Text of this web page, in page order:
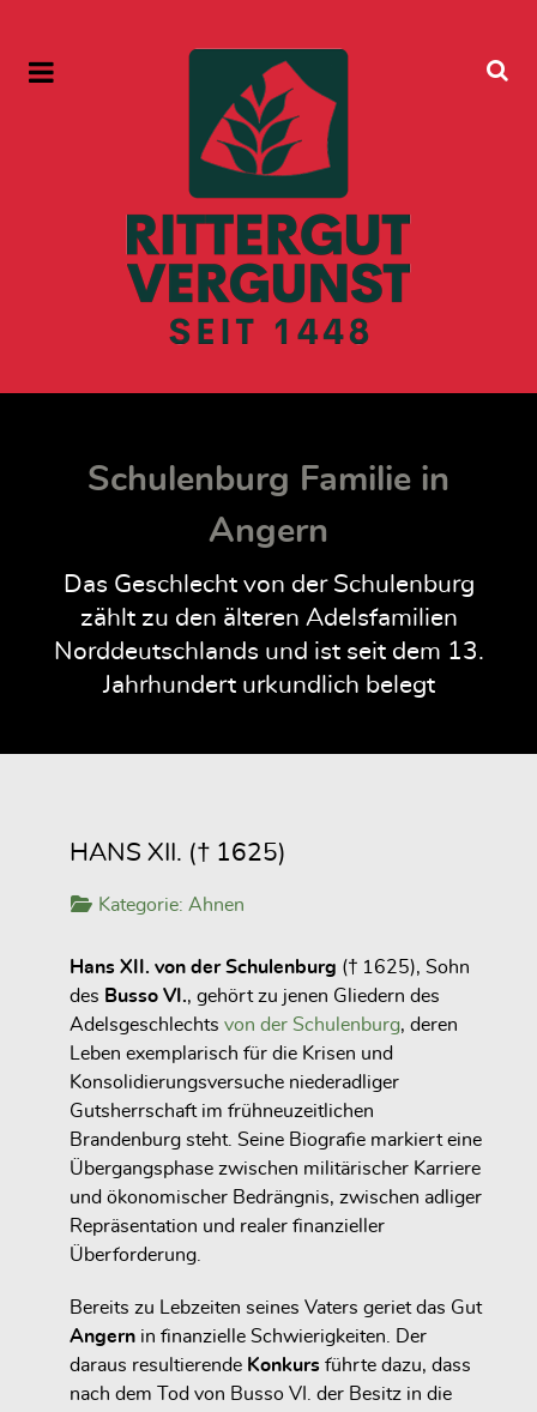
Schulenburg Familie in
Angern
Das Geschlecht von der Schulenburg
zählt zu den älteren Adelsfamilien
Norddeutschlands und ist seit dem 13.
Jahrhundert urkundlich belegt
HANS XII. († 1625)
Kategorie: Ahnen
Hans XII. von der Schulenburg († 1625), Sohn
des Busso VI., gehört zu jenen Gliedern des
Adelsgeschlechts von der Schulenburg, deren
Leben exemplarisch für die Krisen und
Konsolidierungsversuche niederadliger
Gutsherrschaft im frühneuzeitlichen
Brandenburg steht. Seine Biografie markiert eine
Übergangsphase zwischen militärischer Karriere
und ökonomischer Bedrängnis, zwischen adliger
Repräsentation und realer finanzieller
Überforderung.
Bereits zu Lebzeiten seines Vaters geriet das Gut
Angern in finanzielle Schwierigkeiten. Der
daraus resultierende Konkurs führte dazu, dass
nach dem Tod von Busso VI. der Besitz in die